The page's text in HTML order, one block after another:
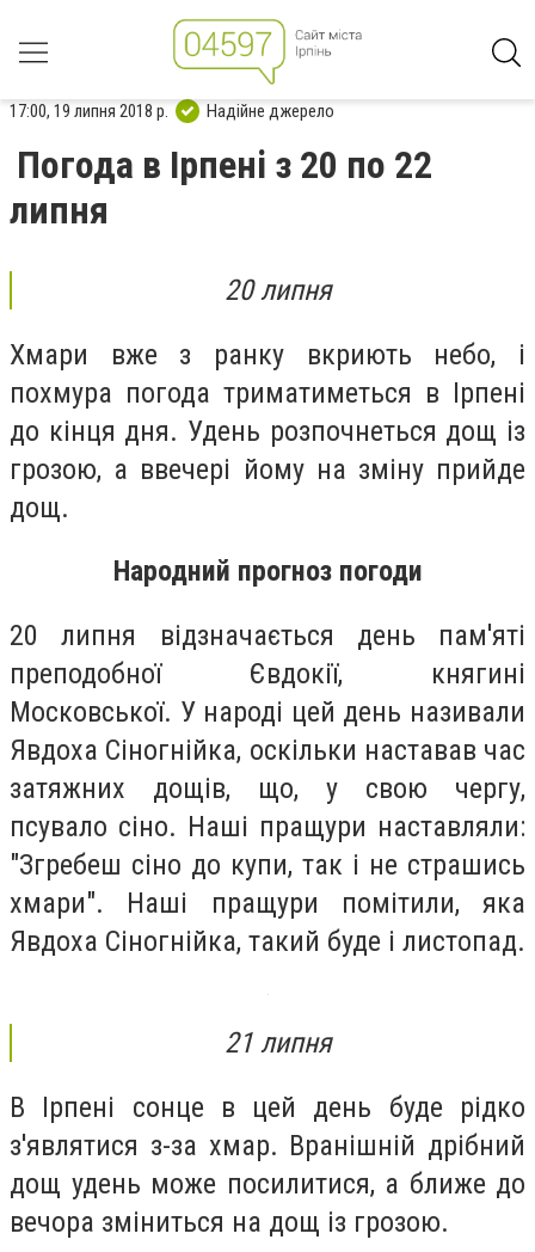
17:00, 19 липня 2018 р. Надійне джерело
Погода в Ірпені з 20 по 22
липня
20 липня
Хмари вже з ранку вкриють небо, і
похмура погода триматиметься в Ірпені
до кінця дня. Удень розпочнеться дощ із
грозою, а ввечері йому на зміну прийде
дощ.
Народний прогноз погоди
20 липня відзначається день пам'яті
преподобної Євдокії, княгині
Московської. У народі цей день називали
Явдоха Сіногнійка, оскільки наставав час
затяжних дощів, що, у свою чергу,
псувало сіно. Наші пращури наставляли:
"Згребеш сіно до купи, так і не страшись
хмари". Наші пращури помітили, яка
Явдоха Сіногнійка, такий буде і листопад.
21 липня
В Ірпені сонце в цей день буде рідко
з'являтися з-за хмар. Вранішній дрібний
дощ удень може посилитися, а ближе до
вечора зміниться на дощ із грозою.